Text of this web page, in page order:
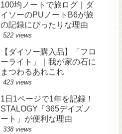
100均ノートで旅ログ｜ダ
イソーのPUノートB6が旅
の記録にぴったりな理由
522 views
【ダイソー購入品】「フロ
ーライト」｜我が家の石に
まつわるあれこれ
423 views
1日1ページで1年を記録！
STALOGY「365デイズノ
ート」が便利な理由
338 views